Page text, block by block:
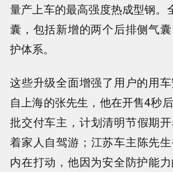
量产上车的最高强度热成型钢。
囊，包括新增的两个后排侧气
护体系。
这些升级全面增强了用户的用
自上海的张先生，他在开售4秒
批交付车主，计划清明节假期
着家人自驾游；江苏车主陈先
内在打动，他因为安全防护能